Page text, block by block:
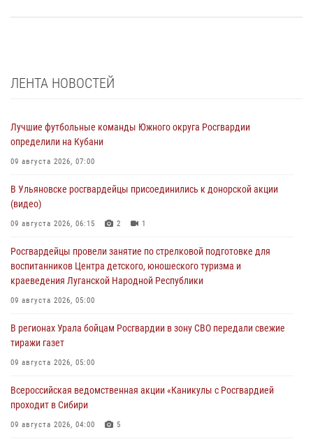
ЛЕНТА НОВОСТЕЙ
Лучшие футбольные команды Южного округа Росгвардии
определили на Кубани
09 августа 2026, 07:00
В Ульяновске росгвардейцы присоединились к донорской акции
(видео)
09 августа 2026, 06:15 2 1
Росгвардейцы провели занятие по стрелковой подготовке для
воспитанников Центра детского, юношеского туризма и
краеведения Луганской Народной Республики
09 августа 2026, 05:00
В регионах Урала бойцам Росгвардии в зону СВО передали свежие
тиражи газет
09 августа 2026, 05:00
Всероссийская ведомственная акции «Каникулы с Росгвардией
проходит в Сибири
09 августа 2026, 04:00 5